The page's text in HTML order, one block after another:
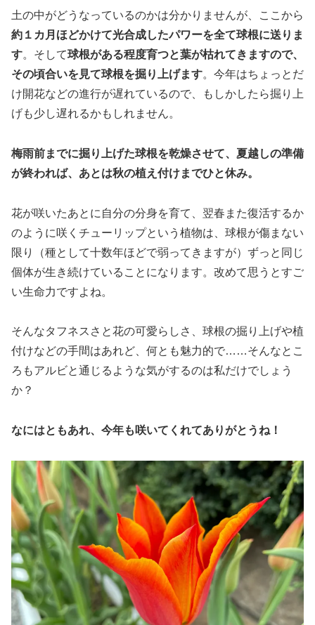
土の中がどうなっているのかは分かりませんが、ここから
約１カ月ほどかけて光合成したパワーを全て球根に送りま
す。そして球根がある程度育つと葉が枯れてきますので、
その頃合いを見て球根を掘り上げます。今年はちょっとだ
け開花などの進行が遅れているので、もしかしたら掘り上
げも少し遅れるかもしれません。
梅雨前までに掘り上げた球根を乾燥させて、夏越しの準備
が終われば、あとは秋の植え付けまでひと休み。
花が咲いたあとに自分の分身を育て、翌春また復活するか
のように咲くチューリップという植物は、球根が傷まない
限り（種として十数年ほどで弱ってきますが）ずっと同じ
個体が生き続けていることになります。改めて思うとすご
い生命力ですよね。
そんなタフネスさと花の可愛らしさ、球根の掘り上げや植
付けなどの手間はあれど、何とも魅力的で……そんなとこ
ろもアルビと通じるような気がするのは私だけでしょう
か？
なにはともあれ、今年も咲いてくれてありがとうね！